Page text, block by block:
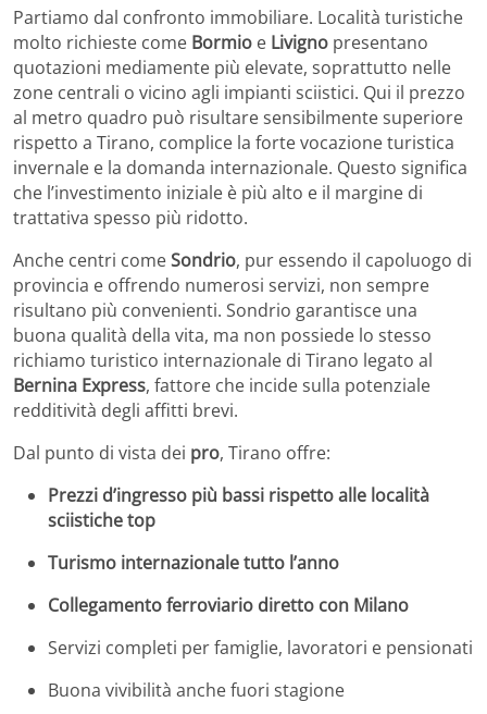
Partiamo dal confronto immobiliare. Località turistiche
molto richieste come Bormio e Livigno presentano
quotazioni mediamente più elevate, soprattutto nelle
zone centrali o vicino agli impianti sciistici. Qui il prezzo
al metro quadro può risultare sensibilmente superiore
rispetto a Tirano, complice la forte vocazione turistica
invernale e la domanda internazionale. Questo significa
che l’investimento iniziale è più alto e il margine di
trattativa spesso più ridotto.
Anche centri comeSondrio, pur essendo il capoluogo di
provincia e offrendo numerosi servizi, non sempre
risultano più convenienti. Sondrio garantisce una
buona qualità della vita, ma non possiede lo stesso
richiamo turistico internazionale di Tirano legato al
Bernina Express, fattore che incide sulla potenziale
redditività degli affitti brevi.
Dal punto di vista dei pro, Tirano offre:
Prezzi d’ingresso più bassi rispetto alle località
sciistiche top
Turismo internazionale tutto l’anno
Collegamento ferroviario diretto con Milano
Servizi completi per famiglie, lavoratori e pensionati
Buona vivibilità anche fuori stagione